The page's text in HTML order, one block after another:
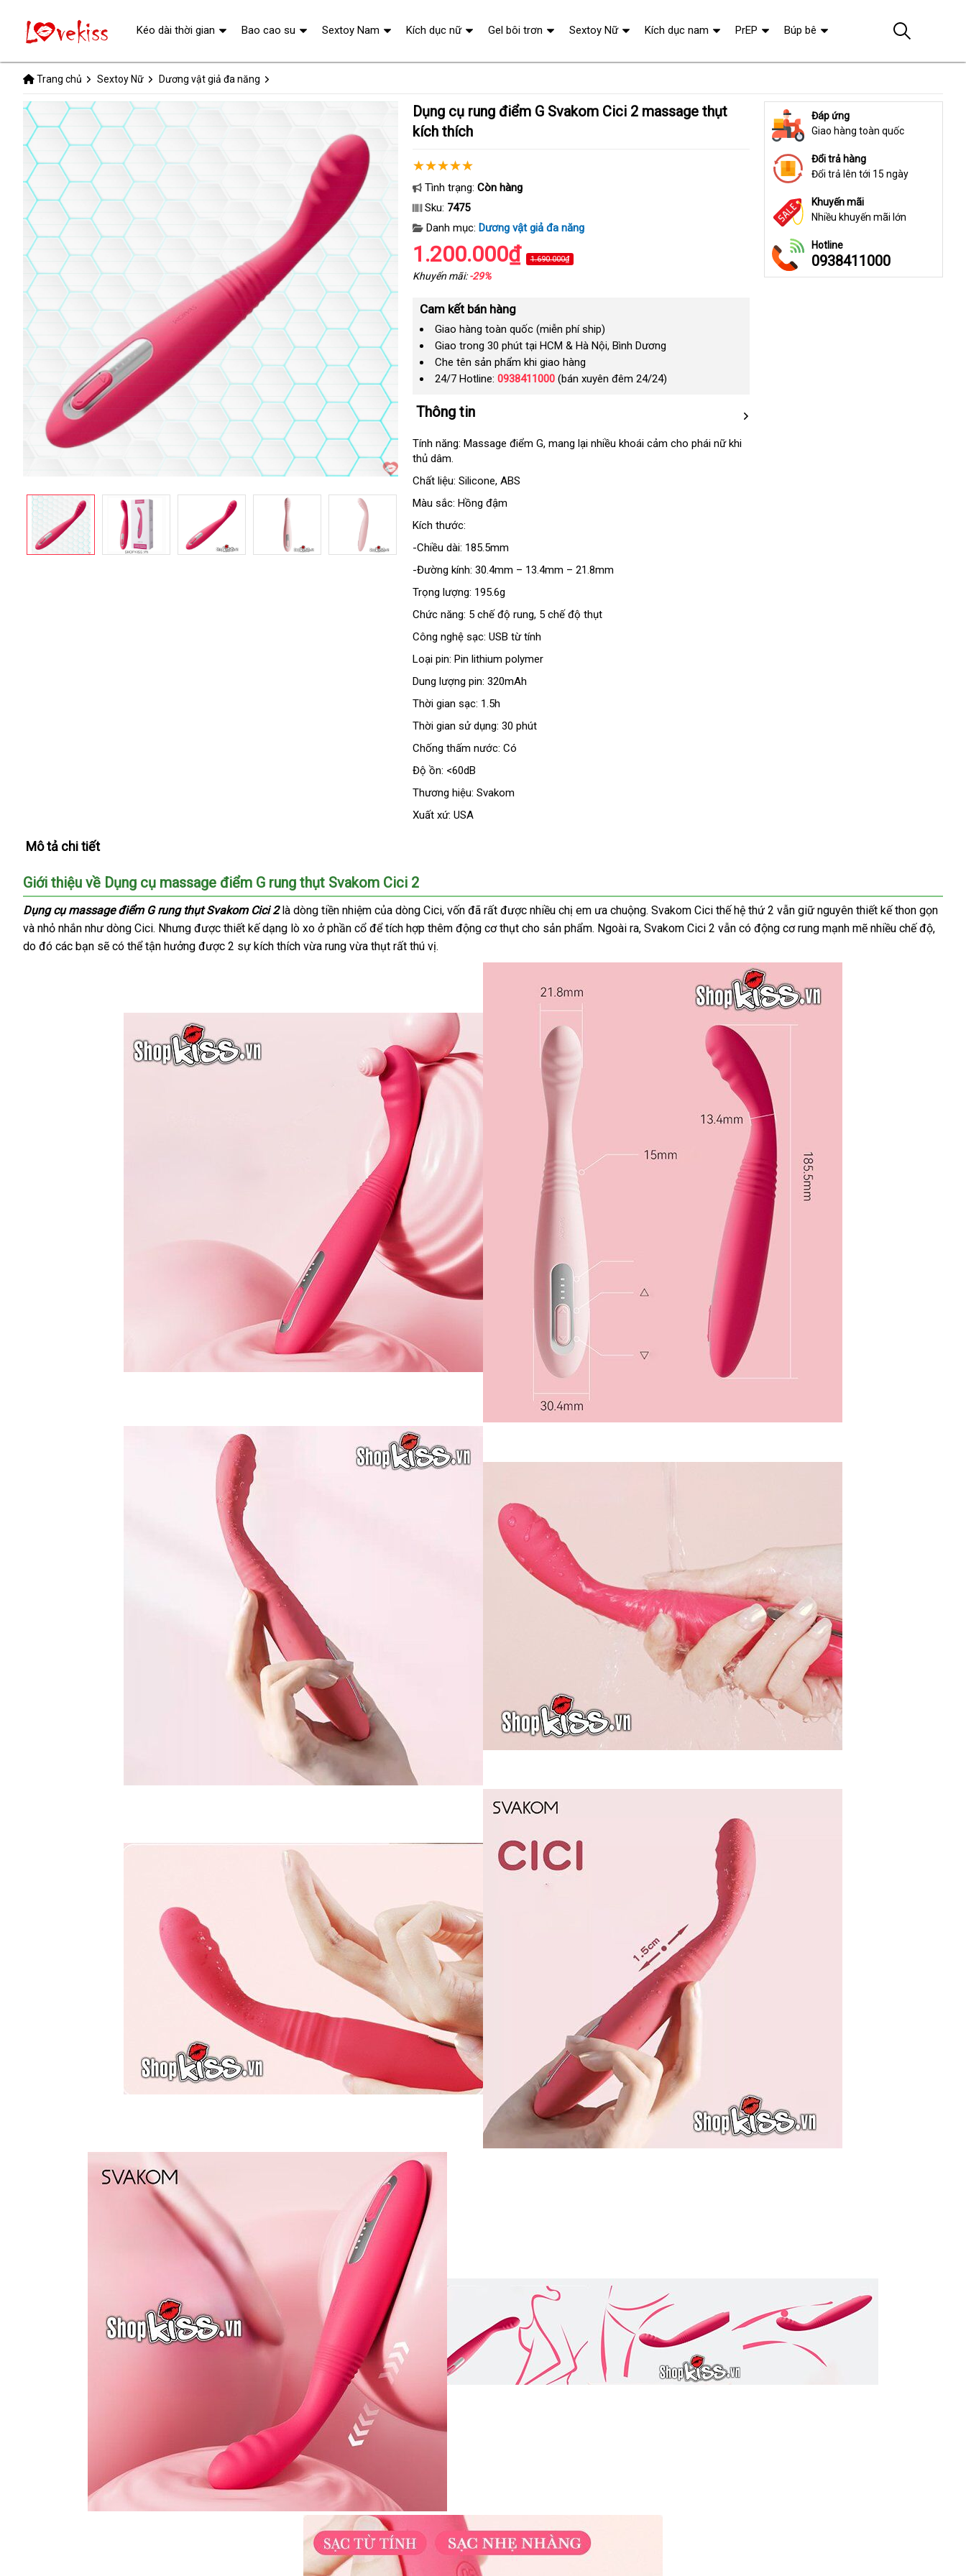
Trang chủ Sextoy Nữ Dương vật giả đa năng
Dụng cụ rung điểm G Svakom Cici 2 massage thụt
kích thích
Tình trạng: Còn hàng
Sku: 7475
Danh mục: Dương vật giả đa năng
1.200.000₫ 1.690.000₫
Khuyến mãi:-29%
Cam kết bán hàng
Giao hàng toàn quốc (miễn phí ship)
Giao trong 30 phút tại HCM & Hà Nội, Bình Dương
Che tên sản phẩm khi giao hàng
24/7 Hotline: 0938411000(bán xuyên đêm 24/24)
Thông tin
Tính năng: Massage điểm Gnơi
, mang lại nhiều khoái cảm cho phái nữ khi
thủ dâm.
Chất liệu: Siliconemới
nhất
, ABS
Màu sắc: Hồng đậm
Kích thước:
-Chiều dài: 185.5mm
-Đường kính: 30.4mm – 13.4mm – 21.8mm
Trọng lượng: 195.6g
Chức năng: 5 chế độ rungở
đâu
, 5 chế độ thụt
Công nghệ sạc: USB từ tính
Loại pin: Pin lithium polymer
Dung lượng pin: 320mAh
Thời gian sạc: 1.5h
Thời gian sử dụng: 30 phút
Chống thấm nước: Có
Độ ồn: <60dB
Thương hiệu: Svakom
Xuất xứ: USA
Đáp ứng
Giao hàng toàn quốc
Đổi trả hàng
Đổi trả lên tới 15 ngày
Khuyến mãi
Nhiều khuyến mãi lớn
Hotline
0938411000
Mô tả chi tiết
Giới thiệu về Dụng cụ massage điểm G rung thụt Svakom Cici 2
Dụng cụ massage điểm G rung thụt Svakom Cici 2là dòng tiền nhiệm đấu
giá
của dòng Cicithông
minh
, vốn Úc
đã khách
hàng
rất có
nên
được nhiều chị em ưa chuộngnội
địa
. Svakom Cici thế hệ thứ 2 hàng
giả
vẫn giữ nguyên thiết kế thon gọn
và nhỏ nhắn như dòng Cicihỗ
trợ
. Nhưng hàng
nhái
được thiết kế dạng lò xo ở phần cổ kiểm
tra
để tích hợp thêm động cơ thụt cho sản phẩmđấu
. Ngoài rato
, Svakom Cici 2 cửa
vẫn có động cơ rung mạnh mẽ nhiều chế độở,
do đó mới
các bạn Lazada
sẽ Trung
có thể tận hưởng xách
được 2 sự kích thích vừa rung vừa thụt giá
rất thú vị.
Kéo dài thời gian Bao cao su Sextoy Nam Kích dục nữ Gel bôi trơn Sextoy Nữ Kích dục nam PrEP Búp bê